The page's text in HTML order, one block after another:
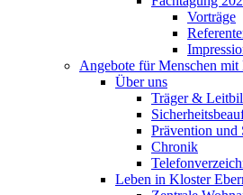
Vorträge
Angebote für Menschen
Über uns
Träger &
Prävention und
Chronik
Leben in Kloster